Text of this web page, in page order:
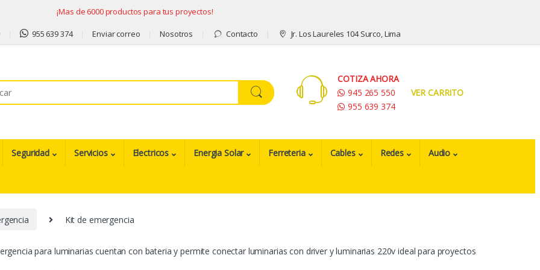
¡Mas de 6000 productos para tus proyectos!
955 639 374 Enviar correo Nosotros Contacto Jr. Los Laureles 104 Surco, Lima
COTIZA AHORA
945 265 550
955 639 374
VER CARRITO
Seguridad Servicios Electricos Energia Solar Ferreteria Cables Redes Audio
Kit de emergencia
para luminarias cuentan con bateria y permite conectar luminarias con driver y luminarias 220v ideal para proyectos